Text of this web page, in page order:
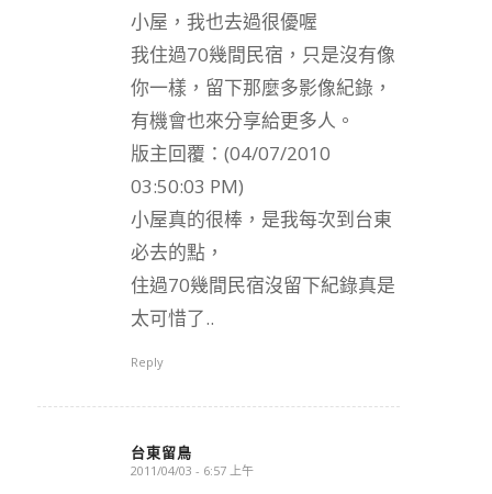
小屋，我也去過很優喔
我住過70幾間民宿，只是沒有像
你一樣，留下那麼多影像紀錄，
有機會也來分享給更多人。
版主回覆：(04/07/2010
03:50:03 PM)
小屋真的很棒，是我每次到台東
必去的點，
住過70幾間民宿沒留下紀錄真是
太可惜了..
Reply
台東留鳥
says:
2011/04/03 - 6:57 上午